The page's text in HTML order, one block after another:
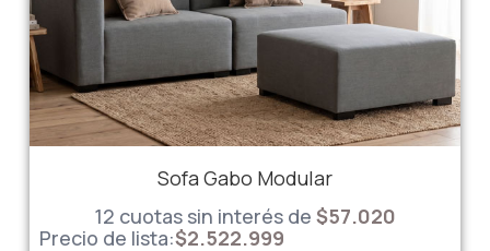
Sofa Gabo Modular
12 cuotas sin interés de $57.020
Precio de lista:$2.522.999